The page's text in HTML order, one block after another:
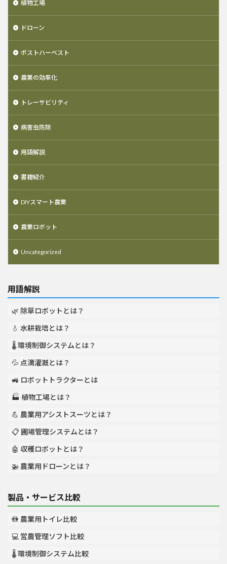
植物工場
ドローン
ポストハーベスト
農業の効率化
トレーサビリティ
病害虫防除
用語解説
書籍紹介
DIYスマート農業
農業ロボット
Uncategorized
用語解説
🌿 除草ロボットとは？
💧 水耕栽培とは？
🌡️ 環境制御システムとは？
💦 点滴灌漑とは？
🚜 ロボットトラクターとは
🏭 植物工場とは？
💪 農業用アシストスーツとは？
📋 圃場管理システムとは？
🤖 収穫ロボットとは？
🚁 農業用ドローンとは？
製品・サービス比較
🚻 農業用トイレ比較
💻 営農管理ソフト比較
🌡️ 環境制御システム比較